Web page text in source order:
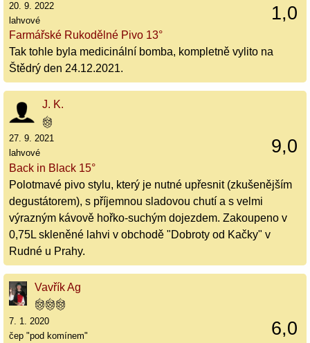
1,0
20. 9. 2022
lahvové
Farmářské Rukodělné Pivo 13°
Tak tohle byla medicinální bomba, kompletně vylito na
Štědrý den 24.12.2021.
J. K.
9,0
27. 9. 2021
lahvové
Back in Black 15°
Polotmavé pivo stylu, který je nutné upřesnit (zkušenějším
degustátorem), s příjemnou sladovou chutí a s velmi
výrazným kávově hořko-suchým dojezdem. Zakoupeno v
0,75L skleněné lahvi v obchodě "Dobroty od Kačky" v
Rudné u Prahy.
Vavřík Ag
6,0
7. 1. 2020
čep "pod komínem"